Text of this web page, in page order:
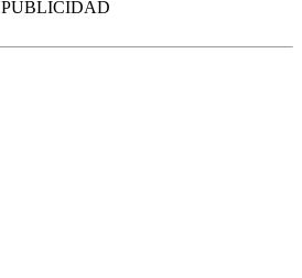
PUBLICIDAD